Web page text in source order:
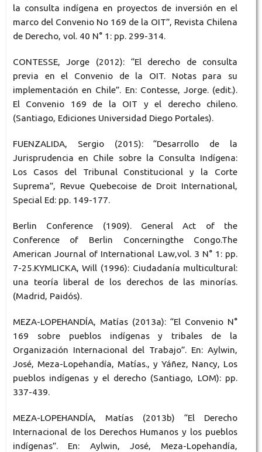
la consulta indígena en proyectos de inversión en el
marco del Convenio No 169 de la OIT”, Revista Chilena
de Derecho, vol. 40 N° 1: pp. 299-314.
CONTESSE, Jorge (2012): “El derecho de consulta
previa en el Convenio de la OIT. Notas para su
implementación en Chile”. En: Contesse, Jorge. (edit.).
El Convenio 169 de la OIT y el derecho chileno.
(Santiago, Ediciones Universidad Diego Portales).
FUENZALIDA, Sergio (2015): “Desarrollo de la
Jurisprudencia en Chile sobre la Consulta Indígena:
Los Casos del Tribunal Constitucional y la Corte
Suprema”, Revue Quebecoise de Droit International,
Special Ed: pp. 149-177.
Berlin Conference (1909). General Act of the
Conference of Berlin Concerningthe Congo.The
American Journal of International Law,vol. 3 N° 1: pp.
7-25.KYMLICKA, Will (1996): Ciudadanía multicultural:
una teoría liberal de los derechos de las minorías.
(Madrid, Paidós).
MEZA-LOPEHANDÍA, Matías (2013a): “El Convenio N°
169 sobre pueblos indígenas y tribales de la
Organización Internacional del Trabajo”. En: Aylwin,
José, Meza-Lopehandía, Matías., y Yáñez, Nancy, Los
pueblos indígenas y el derecho (Santiago, LOM): pp.
337-439.
MEZA-LOPEHANDÍA, Matías (2013b) “El Derecho
Internacional de los Derechos Humanos y los pueblos
indígenas”. En: Aylwin, José, Meza-Lopehandía,